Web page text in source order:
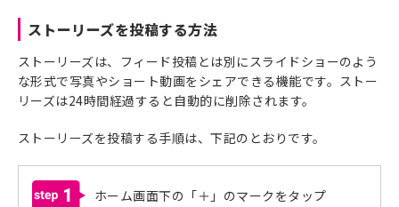
ストーリーズを投稿する方法
ストーリーズは、フィード投稿とは別にスライドショーのよう
な形式で写真やショート動画をシェアできる機能です。ストー
リーズは24時間経過すると自動的に削除されます。
ストーリーズを投稿する手順は、下記のとおりです。
1 ホーム画面下の「＋」のマークをタップ